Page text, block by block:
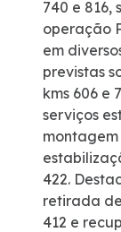
Ouvidoria
Dúvidas
0800
740 e 816,
operação
em
previstas
kms 606 e
serviços
422.
retirada
412 e